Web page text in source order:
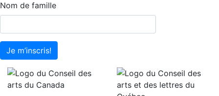
Nom de famille
Je m’inscris!